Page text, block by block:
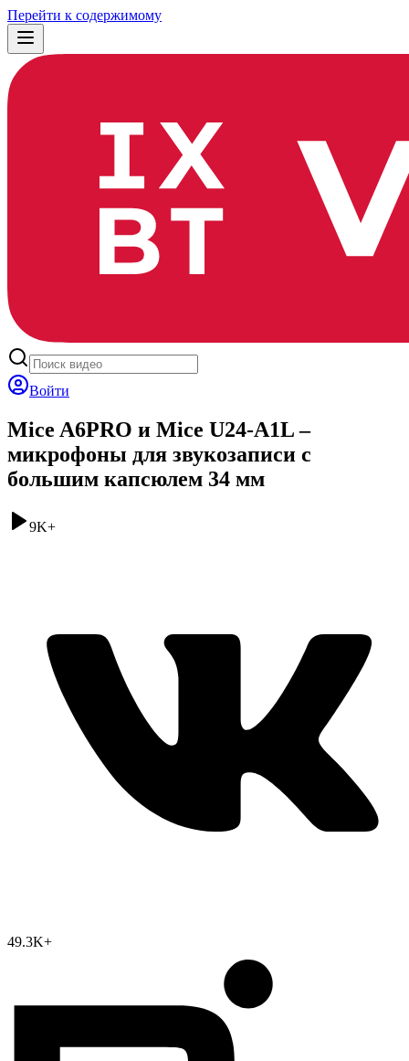
Перейти к содержимому
Войти
Mice A6PRO и Mice U24-A1L –
микрофоны для звукозаписи с
большим капсюлем 34 мм
9K+
49.3K+